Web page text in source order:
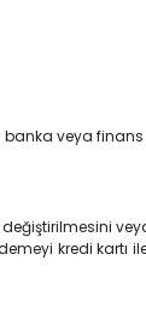
banka veya
değiştirilmesini
kredi kartı